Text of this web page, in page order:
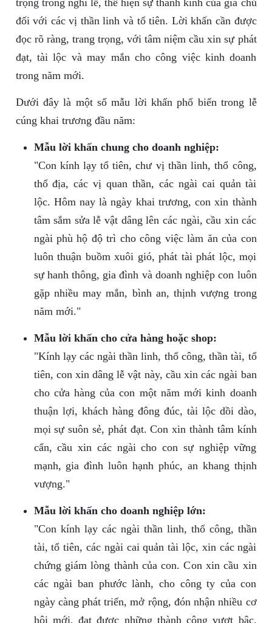
trọng trong nghi lễ, thể hiện sự thành kính của gia chủ
đối với các vị thần linh và tổ tiên. Lời khấn cần được
đọc rõ ràng, trang trọng, với tâm niệm cầu xin sự phát
đạt, tài lộc và may mắn cho công việc kinh doanh
trong năm mới.
Dưới đây là một số mẫu lời khấn phổ biến trong lễ
cúng khai trương đầu năm:
Mẫu lời khấn chung cho doanh nghiệp:
"Con kính lạy tổ tiên, chư vị thần linh, thổ công,
thổ địa, các vị quan thần, các ngài cai quản tài
lộc. Hôm nay là ngày khai trương, con xin thành
tâm sắm sửa lễ vật dâng lên các ngài, cầu xin các
ngài phù hộ độ trì cho công việc làm ăn của con
luôn thuận buồm xuôi gió, phát tài phát lộc, mọi
sự hanh thông, gia đình và doanh nghiệp con luôn
gặp nhiều may mắn, bình an, thịnh vượng trong
năm mới."
Mẫu lời khấn cho cửa hàng hoặc shop:
"Kính lạy các ngài thần linh, thổ công, thần tài, tổ
tiên, con xin dâng lễ vật này, cầu xin các ngài ban
cho cửa hàng của con một năm mới kinh doanh
thuận lợi, khách hàng đông đúc, tài lộc dồi dào,
mọi sự suôn sẻ, phát đạt. Con xin thành tâm kính
cẩn, cầu xin các ngài cho con sự nghiệp vững
mạnh, gia đình luôn hạnh phúc, an khang thịnh
vượng."
Mẫu lời khấn cho doanh nghiệp lớn:
"Con kính lạy các ngài thần linh, thổ công, thần
tài, tổ tiên, các ngài cai quản tài lộc, xin các ngài
chứng giám lòng thành của con. Con xin cầu xin
các ngài ban phước lành, cho công ty của con
ngày càng phát triển, mở rộng, đón nhận nhiều cơ
hội mới, đạt được những thành công vượt bậc.